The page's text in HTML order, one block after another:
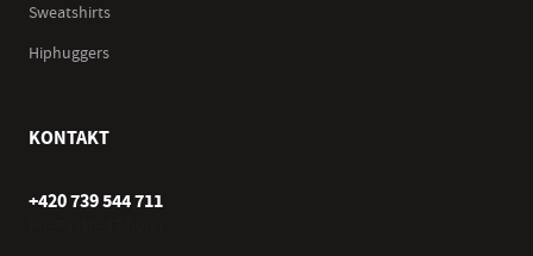
Sweatshirts
Hiphuggers
KONTAKT
+420 739 544 711